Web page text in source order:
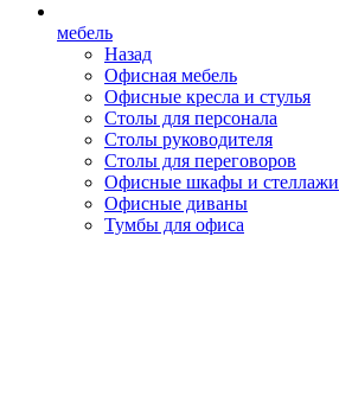
мебель
Назад
Офисная мебель
Офисные кресла и стулья
Столы для персонала
Столы руководителя
Столы для переговоров
Офисные шкафы и стеллажи
Офисные диваны
Тумбы для офиса